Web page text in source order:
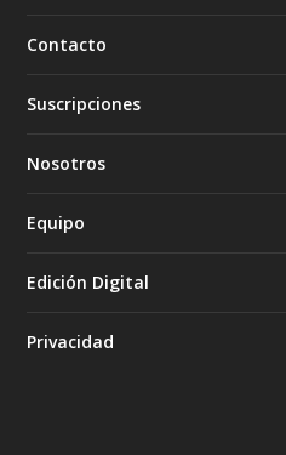
Contacto
Suscripciones
Nosotros
Equipo
Edición Digital
Privacidad